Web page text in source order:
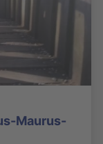
Maurus-